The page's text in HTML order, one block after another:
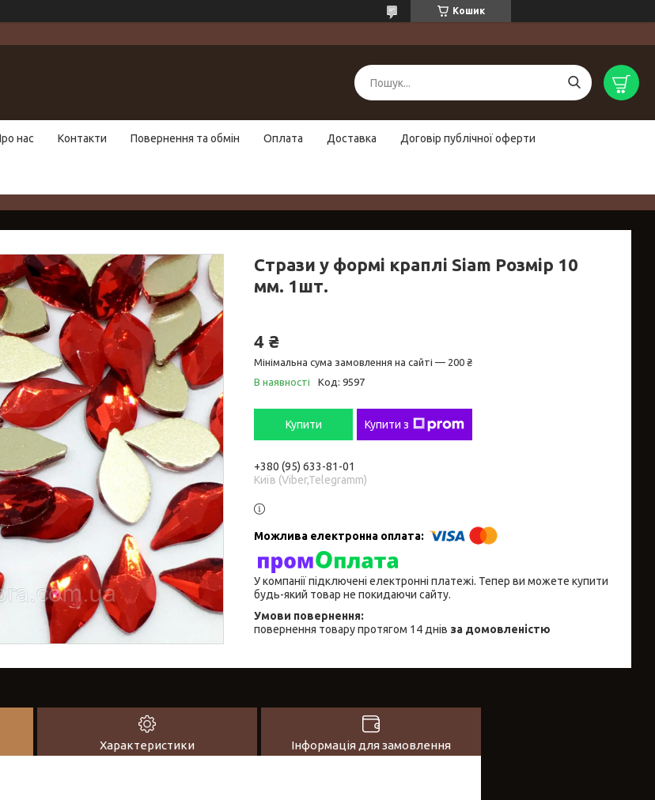
Кошик
нас Контакти Повернення та обмін Оплата Доставка Договір публічної оферти
Стрази у формі краплі Siam Розмір 10
мм. 1шт.
4 ₴
Мінімальна сума замовлення на сайті — 200 ₴
В наявності
Код: 9597
Купити Купити з
+380 (95) 633-81-01
Київ (Viber,Telegramm)
У компанії підключені електронні платежі. Тепер ви можете купити
будь-який товар не покидаючи сайту.
повернення товару протягом 14 днів за домовленістю
Характеристики Інформація для замовлення